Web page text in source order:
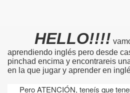
HELLO!!!!
aprendiendo inglés pero desde
pinchad encima y encontrareis
en la que jugar y aprender en
Pero ATENCIÓN, teneís que
4 AÑOS
5 AÑOS.